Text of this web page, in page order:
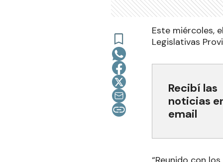
Este miércoles,
Legislativas
Recibí las
noticias
email